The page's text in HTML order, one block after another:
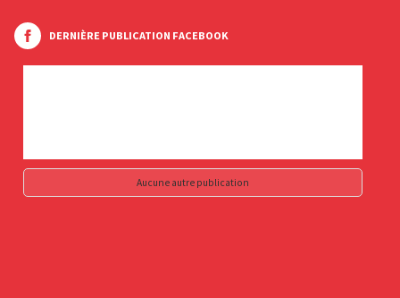
DERNIÈRE PUBLICATION FACEBOOK
Aucune autre publication